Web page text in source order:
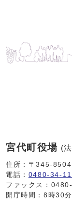
宮代町役場 (
住所：〒345-
電話： 0480-34-
ファックス：
開庁時間：8時30